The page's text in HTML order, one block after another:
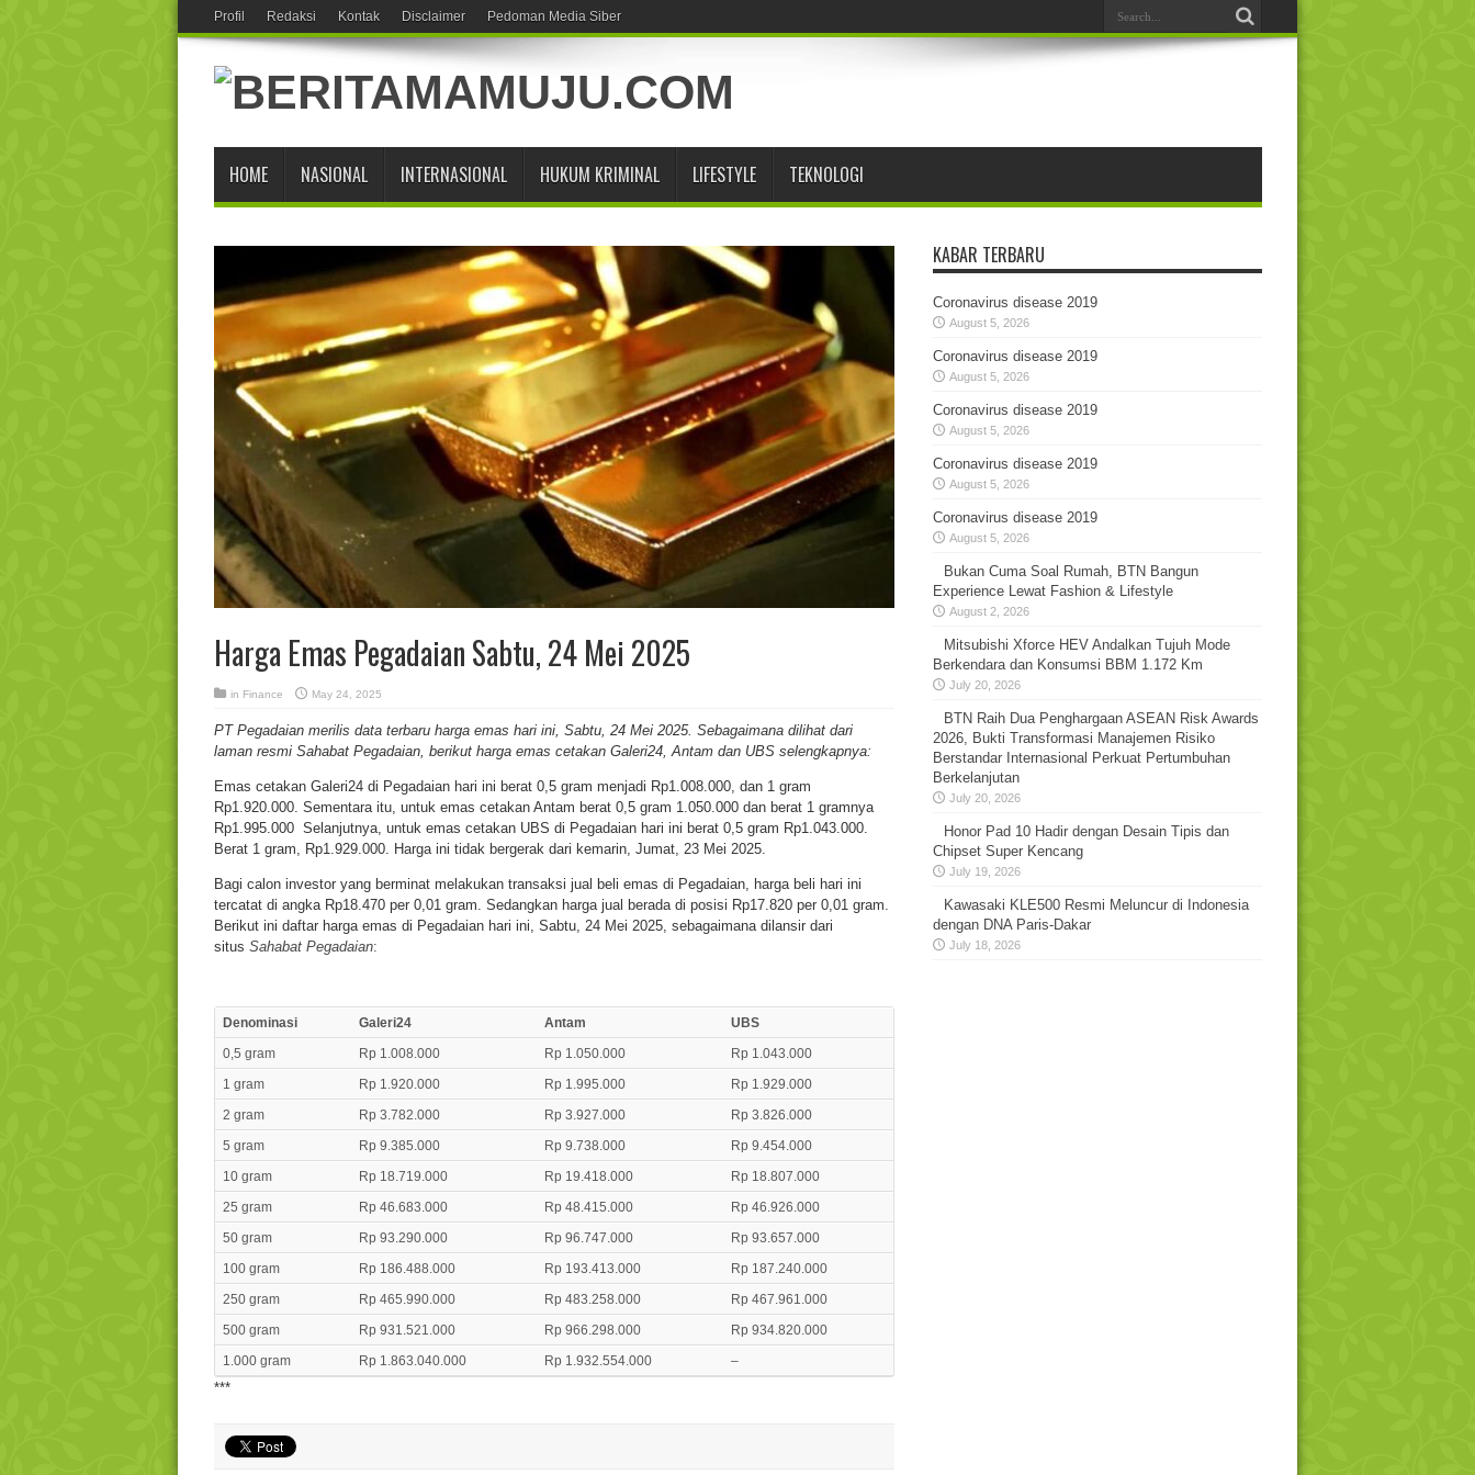
Profil Redaksi Kontak Disclaimer Pedoman Media Siber
HOME NASIONAL INTERNASIONAL HUKUM KRIMINAL LIFESTYLE TEKNOLOGI
Harga Emas Pegadaian Sabtu, 24 Mei 2025
in Finance May 24, 2025
PT Pegadaian merilis data terbaru harga emas hari ini, Sabtu, 24 Mei 2025. Sebagaimana dilihat dari
laman resmi Sahabat Pegadaian, berikut harga emas cetakan Galeri24, Antam dan UBS selengkapnya:
Emas cetakan Galeri24 di Pegadaian hari ini berat 0,5 gram menjadi Rp1.008.000, dan 1 gram
Rp1.920.000. Sementara itu, untuk emas cetakan Antam berat 0,5 gram 1.050.000 dan berat 1 gramnya
Rp1.995.000 Selanjutnya, untuk emas cetakan UBS di Pegadaian hari ini berat 0,5 gram Rp1.043.000.
Berat 1 gram, Rp1.929.000. Harga ini tidak bergerak dari kemarin, Jumat, 23 Mei 2025.
Bagi calon investor yang berminat melakukan transaksi jual beli emas di Pegadaian, harga beli hari ini
tercatat di angka Rp18.470 per 0,01 gram. Sedangkan harga jual berada di posisi Rp17.820 per 0,01 gram.
Berikut ini daftar harga emas di Pegadaian hari ini, Sabtu, 24 Mei 2025, sebagaimana dilansir dari
situs Sahabat Pegadaian:
Denominasi Galeri24 Antam
UBS
0,5 gram
Rp 1.008.000 Rp 1.050.000
Rp 1.043.000
1 gram
Rp 1.920.000 Rp 1.995.000
Rp 1.929.000
2 gram
Rp 3.782.000 Rp 3.927.000
Rp 3.826.000
5 gram
Rp 9.385.000 Rp 9.738.000
Rp 9.454.000
10 gram
Rp 18.719.000 Rp 19.418.000
Rp 18.807.000
25 gram
Rp 46.683.000 Rp 48.415.000
Rp 46.926.000
50 gram
Rp 93.290.000 Rp 96.747.000
Rp 93.657.000
100 gram
Rp 186.488.000 Rp 193.413.000
Rp 187.240.000
250 gram
Rp 465.990.000 Rp 483.258.000
Rp 467.961.000
500 gram
Rp 931.521.000 Rp 966.298.000
Rp 934.820.000
1.000 gram
Rp 1.863.040.000 Rp 1.932.554.000 –
***
KABAR TERBARU
Coronavirus disease 2019
August 5, 2026
Coronavirus disease 2019
August 5, 2026
Coronavirus disease 2019
August 5, 2026
Coronavirus disease 2019
August 5, 2026
Coronavirus disease 2019
August 5, 2026
Bukan Cuma Soal Rumah, BTN Bangun
Experience Lewat Fashion & Lifestyle
August 2, 2026
Mitsubishi Xforce HEV Andalkan Tujuh Mode
Berkendara dan Konsumsi BBM 1.172 Km
July 20, 2026
BTN Raih Dua Penghargaan ASEAN Risk Awards
2026, Bukti Transformasi Manajemen Risiko
Berstandar Internasional Perkuat Pertumbuhan
Berkelanjutan
July 20, 2026
Honor Pad 10 Hadir dengan Desain Tipis dan
Chipset Super Kencang
July 19, 2026
Kawasaki KLE500 Resmi Meluncur di Indonesia
dengan DNA Paris-Dakar
July 18, 2026